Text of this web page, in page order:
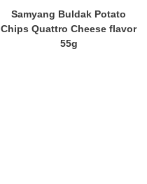
Samyang Buldak Potato
Chips Quattro Cheese flavor
55g